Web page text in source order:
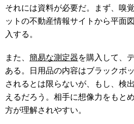
それには資料が必要だ。まず、嗅
ットの不動産情報サイトから平面
入する。
また、 簡易な測定器を購入して、
ある。日用品の内容はブラックボ
されるとは限らないが、もし、検
えるだろう。相手に想像力をもと
方が理解されやすい。